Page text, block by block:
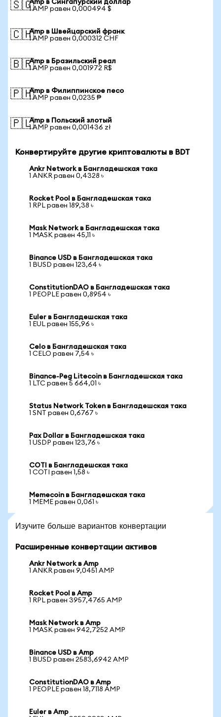
🇸🇬Amp в Сингапурский доллар
1 AMP равен 0,000494 $
🇨🇭Amp в Швейцарский франк
1 AMP равен 0,000312 CHF
🇧🇷Amp в Бразильский реал
1 AMP равен 0,001972 R$
🇵🇭Amp в Филиппинское песо
1 AMP равен 0,0235 ₱
🇵🇱Amp в Польский злотый
1 AMP равен 0,001436 zł
Конвертируйте другие криптовалюты в BDT
Ankr Network в Бангладешская така
1 ANKR равен 0,4328 ৳
Rocket Pool в Бангладешская така
1 RPL равен 189,38 ৳
Mask Network в Бангладешская така
1 MASK равен 45,11 ৳
Binance USD в Бангладешская така
1 BUSD равен 123,64 ৳
ConstitutionDAO в Бангладешская така
1 PEOPLE равен 0,8954 ৳
Euler в Бангладешская така
1 EUL равен 155,96 ৳
Celo в Бангладешская така
1 CELO равен 7,54 ৳
Binance-Peg Litecoin в Бангладешская така
1 LTC равен 5 664,01 ৳
Status Network Token в Бангладешская така
1 SNT равен 0,6767 ৳
Pax Dollar в Бангладешская така
1 USDP равен 123,76 ৳
COTI в Бангладешская така
1 COTI равен 1,58 ৳
Memecoin в Бангладешская така
1 MEME равен 0,061 ৳
Изучите больше вариантов конвертации
Расширенные конвертации активов
Ankr Network в Amp
1 ANKR равен 9,0451 AMP
Rocket Pool в Amp
1 RPL равен 3957,4765 AMP
Mask Network в Amp
1 MASK равен 942,7252 AMP
Binance USD в Amp
1 BUSD равен 2583,6942 AMP
ConstitutionDAO в Amp
1 PEOPLE равен 18,7118 AMP
Euler в Amp